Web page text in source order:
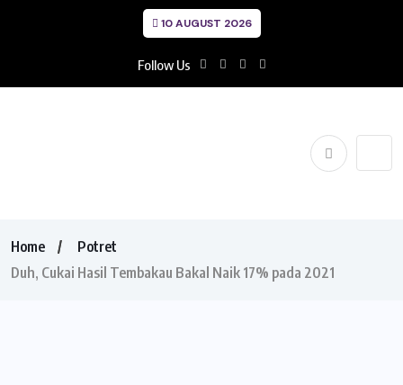
10 AUGUST 2026
Follow Us
Home
Potret
Duh, Cukai Hasil Tembakau Bakal Naik 17% pada 2021